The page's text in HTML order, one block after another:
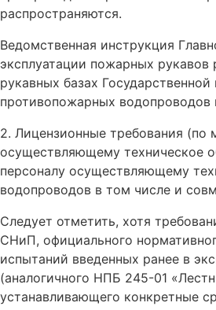
распространяются.
Ведомственная инструкция
эксплуатации пожарных рукавов
рукавных базах
противопожарных водопроводов
2. Лицензионные требования (по
осуществляющему техническое
персоналу осуществляющему
водопроводов в том числе и
Следует отметить, хотя
СНиП, официального
испытаний введенных ранее в
(аналогичного НПБ 245-01
устанавливающего конкретные